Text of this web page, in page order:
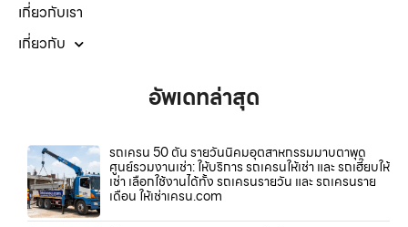
เกี่ยวกับเรา
เกี่ยวกับ
อัพเดทล่าสุด
รถเครน 50 ตัน รายวันนิคมอุตสาหกรรมมาบตาพุด
ศูนย์รวมงานเช่า: ให้บริการ รถเครนให้เช่า และ รถเฮี๊ยบให้
เช่า เลือกใช้งานได้ทั้ง รถเครนรายวัน และ รถเครนราย
เดือน ให้เช่าเครน.com